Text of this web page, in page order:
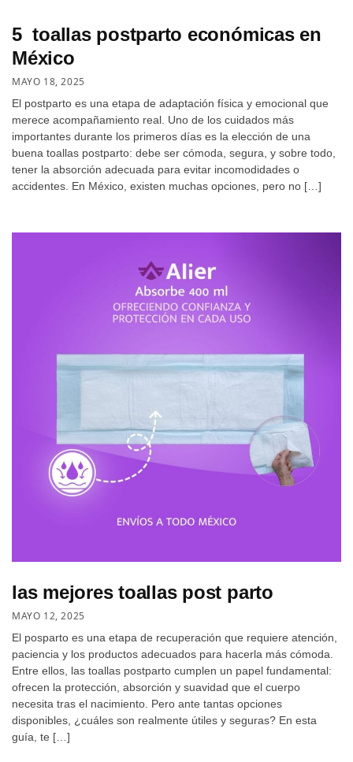
5 toallas postparto económicas en
México
MAYO 18, 2025
El postparto es una etapa de adaptación física y emocional que
merece acompañamiento real. Uno de los cuidados más
importantes durante los primeros días es la elección de una
buena toallas postparto: debe ser cómoda, segura, y sobre todo,
tener la absorción adecuada para evitar incomodidades o
accidentes. En México, existen muchas opciones, pero no […]
las mejores toallas post parto
MAYO 12, 2025
El posparto es una etapa de recuperación que requiere atención,
paciencia y los productos adecuados para hacerla más cómoda.
Entre ellos, las toallas postparto cumplen un papel fundamental:
ofrecen la protección, absorción y suavidad que el cuerpo
necesita tras el nacimiento. Pero ante tantas opciones
disponibles, ¿cuáles son realmente útiles y seguras? En esta
guía, te […]